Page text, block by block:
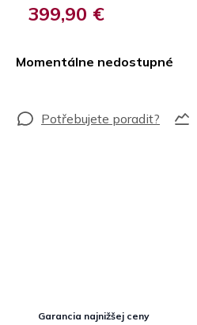
399,90 €
Momentálne nedostupné
Garancia najnižšej ceny